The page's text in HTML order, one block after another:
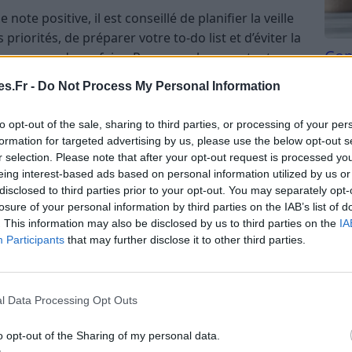
- Do Not Process My Personal Information
opt-out of the sale, sharing to third parties, or processing of your
for targeted advertising by us, please use the below opt-out
selection. Please note that after your opt-out request is processed
interest-based ads based on personal information utilized by us
to third parties prior to your opt-out. You may separately
of your personal information by third parties on the IAB’s list of
This information may also be disclosed by us to third parties on the
Participants that may further disclose it to other third parties.
Data Processing Opt Outs
opt-out of the Sharing of my personal data.
note positive, il est conseillé de planifier la veille
priorités, de préparer votre to-do list et d’éviter la
vous devez faire. Par exemple, en notant vos
et en motivation pour le lendemain.
et divisée en catégories si nécessaire.
au lieu d’écrire « Travailler sur le projet »,
rapport » ou « Réviser les chiffres du projet X ».
d’éviter la surcharge mentale.
vos objectifs doivent être Spécifiques,
Par exemple, « Contacter 3 clients
précis et réalisable dans une journée.
Tri
du